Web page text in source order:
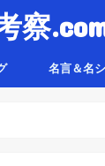
察
名言＆名